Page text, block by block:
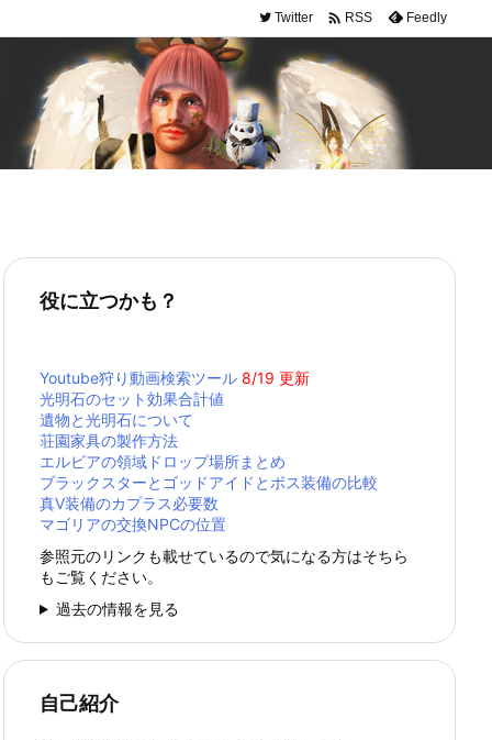
Twitter  RSS Feedly
役に立つかも？
Youtube狩り動画検索ツール 8/19 更新
光明石のセット効果合計値
遺物と光明石について
荘園家具の製作方法
エルビアの領域ドロップ場所まとめ
ブラックスターとゴッドアイドとボス装備の比較
真Ⅴ装備のカプラス必要数
マゴリアの交換NPCの位置
参照元のリンクも載せているので気になる方はそちら
もご覧ください。
過去の情報を見る
自己紹介